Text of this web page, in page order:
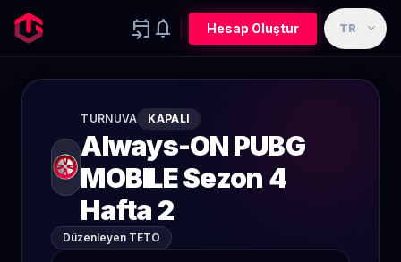
event_upcoming notifications Hesap Oluştur TR expand_more
TURNUVA KAPALI
Always-ON PUBG
MOBILE Sezon 4
Hafta 2
Düzenleyen TETO